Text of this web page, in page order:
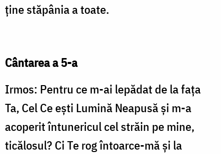
ţine stăpânia a toate.
Cântarea a 5-a
Irmos: Pentru ce m-ai lepădat de la faţa
Ta, Cel Ce eşti Lumină Neapusă şi m-a
acoperit întunericul cel străin pe mine,
ticălosul? Ci Te rog întoarce-mă şi la